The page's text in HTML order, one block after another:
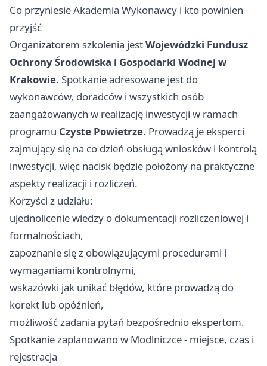
Co przyniesie Akademia Wykonawcy i kto powinien
przyjść
Organizatorem szkolenia jestWojewódzki Fundusz
Ochrony Środowiska i Gospodarki Wodnej w
Krakowie. Spotkanie adresowane jest do
wykonawców, doradców i wszystkich osób
zaangażowanych w realizację inwestycji w ramach
programu Czyste Powietrze. Prowadzą je eksperci
zajmujący się na co dzień obsługą wniosków i kontrolą
inwestycji, więc nacisk będzie położony na praktyczne
aspekty realizacji i rozliczeń.
Korzyści z udziału:
ujednolicenie wiedzy o dokumentacji rozliczeniowej i
formalnościach,
zapoznanie się z obowiązującymi procedurami i
wymaganiami kontrolnymi,
wskazówki jak unikać błędów, które prowadzą do
korekt lub opóźnień,
możliwość zadania pytań bezpośrednio ekspertom.
Spotkanie zaplanowano w Modlniczce - miejsce, czas i
rejestracja